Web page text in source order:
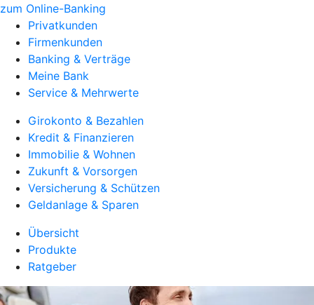
zum Online-Banking
Privatkunden
Firmenkunden
Banking & Verträge
Meine Bank
Service & Mehrwerte
Girokonto & Bezahlen
Kredit & Finanzieren
Immobilie & Wohnen
Zukunft & Vorsorgen
Versicherung & Schützen
Geldanlage & Sparen
Übersicht
Produkte
Ratgeber